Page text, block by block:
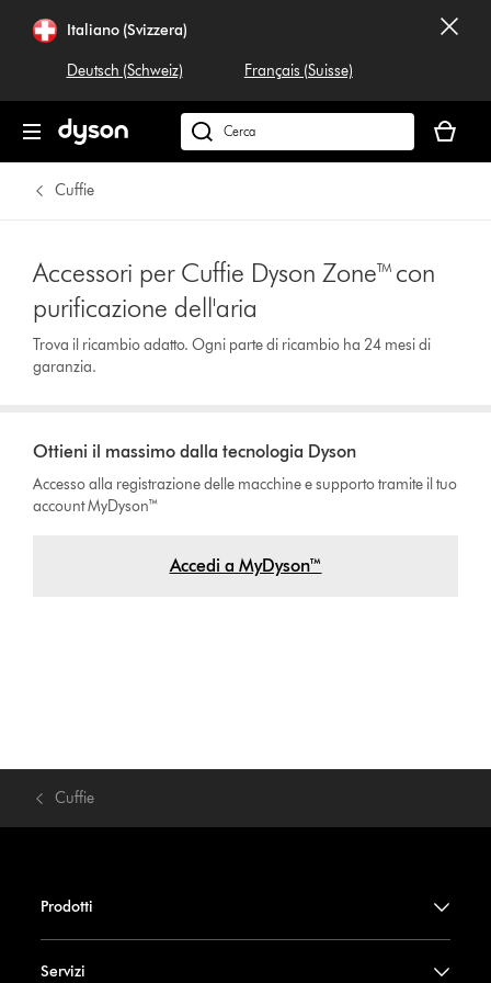
Italiano (Svizzera)
Deutsch (Schweiz) Français (Suisse)
Cerca
su
carrello
è
Cuffie
Accessori per Cuffie Dyson Zone™ con
purificazione dell'aria
Trova il ricambio adatto. Ogni parte di ricambio ha 24 mesi di
garanzia.
Ottieni il massimo dalla tecnologia Dyson
Accesso alla registrazione delle macchine e supporto tramite il tuo
account MyDyson™
Accedi a MyDyson™
Cuffie
Prodotti
Servizi